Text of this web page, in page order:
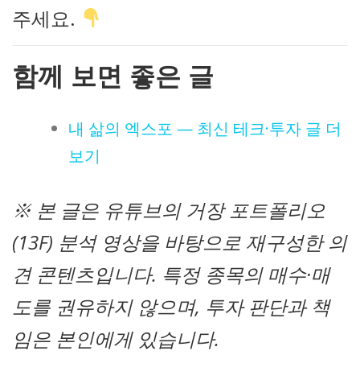
주세요.
함께 보면 좋은 글
내 삶의 엑스포 — 최신 테크·투자 글 더
보기
※ 본 글은 유튜브의 거장 포트폴리오
(13F) 분석 영상을 바탕으로 재구성한 의
견 콘텐츠입니다. 특정 종목의 매수·매
도를 권유하지 않으며, 투자 판단과 책
임은 본인에게 있습니다.